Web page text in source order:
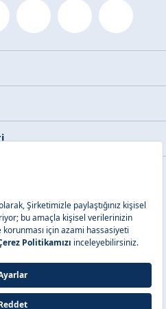
plaj stilinde öne çıkan parçalarla güçlü
mayo
modelleri, koleksiyonun enerjik
taşırken hafif kumaş yapıları
bir stil oluşturur.
ağır ya da karmaşık bir etki
valizi hazırlanırken birbiriyle uyumlu
özellik oldukça belirleyici bir avantaj
bazı tamamlayıcı parçalar şunlardır:
dengeli bir günlük yaz görünümü
sağlar.
işlevsel hem de güçlü bir son dokunuş
ekler.
Katan Bir
parçalar eklemek isteyenler için Starfish